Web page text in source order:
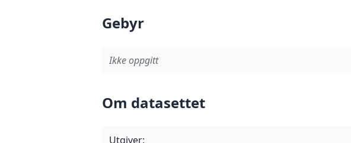
Gebyr
Ikke oppgitt
Om datasettet
Utgiver: